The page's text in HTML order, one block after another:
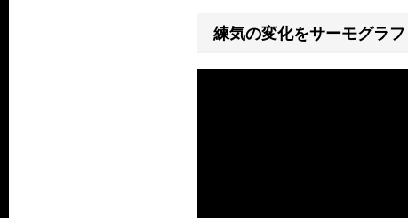
練気の変化をサーモグラ